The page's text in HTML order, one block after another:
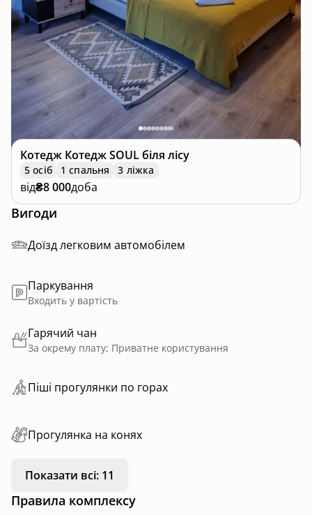
Котедж Котедж SOUL біля лісу
5 осіб 1 спальня 3 ліжка
від₴8 000доба
Вигоди
Доїзд легковим автомобілем
Паркування
Входить у вартість
Гарячий чан
За окрему плату; Приватне користування
Пiшi прoгулянки пo горах
Прогулянка на конях
Показати всі: 11
Правила комплексу